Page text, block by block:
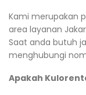
Kami merupakan
area layanan
Saat anda butuh
menghubungi
Apakah